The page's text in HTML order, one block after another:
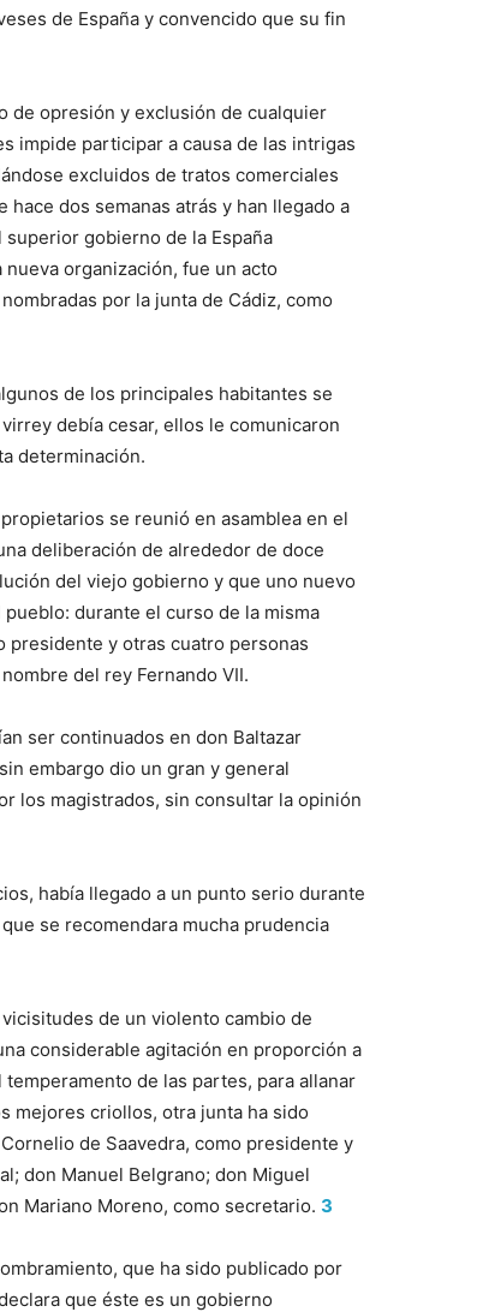
de España y convencido que su fin
de opresión y exclusión de cualquier
impide participar a causa de las intrigas
excluidos de tratos comerciales
dos semanas atrás y han llegado a
gobierno de la España
organización, fue un acto
por la junta de Cádiz, como
de los principales habitantes se
debía cesar, ellos le comunicaron
determinación.
se reunió en asamblea en el
deliberación de alrededor de doce
del viejo gobierno y que uno nuevo
durante el curso de la misma
presidente y otras cuatro personas
del rey Fernando VII.
ser continuados en don Baltazar
embargo dio un gran y general
los magistrados, sin consultar la opinión
había llegado a un punto serio durante
se recomendara mucha prudencia
de un violento cambio de
considerable agitación en proporción a
de las partes, para allanar
mejores criollos, otra junta ha sido
de Saavedra, como presidente y
don Manuel Belgrano; don Miguel
Mariano Moreno, como secretario. 3
que ha sido publicado por
que éste es un gobierno